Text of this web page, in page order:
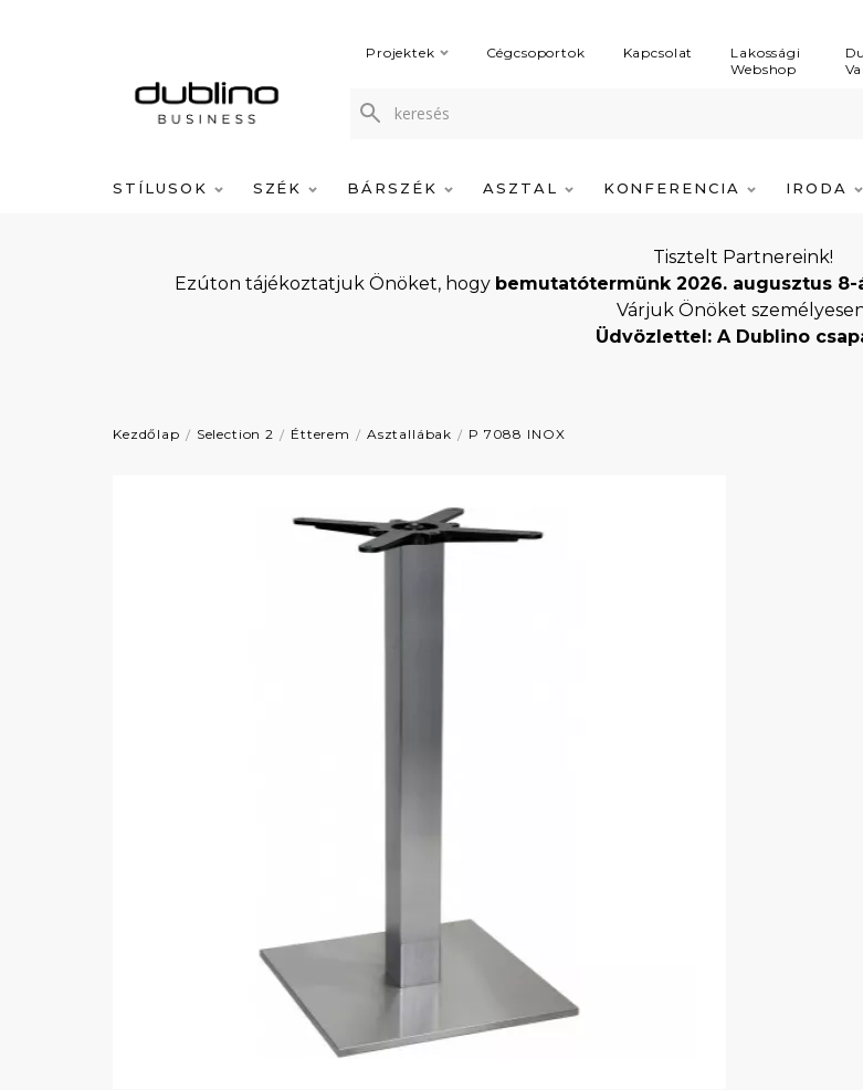
Projektek Cégcsoportok Kapcsolat
Lakossági
Webshop
STÍLUSOK SZÉK BÁRSZÉK ASZTAL KONFERENCIA IRODA
Tisztelt Partnereink!
Ezúton tájékoztatjuk Önöket, hogy bemutatótermünk 2026. augusztus
Várjuk Önöket
Üdvözlettel: A Dublino
Kezdőlap Selection 2 Étterem Asztallábak P 7088 INOX